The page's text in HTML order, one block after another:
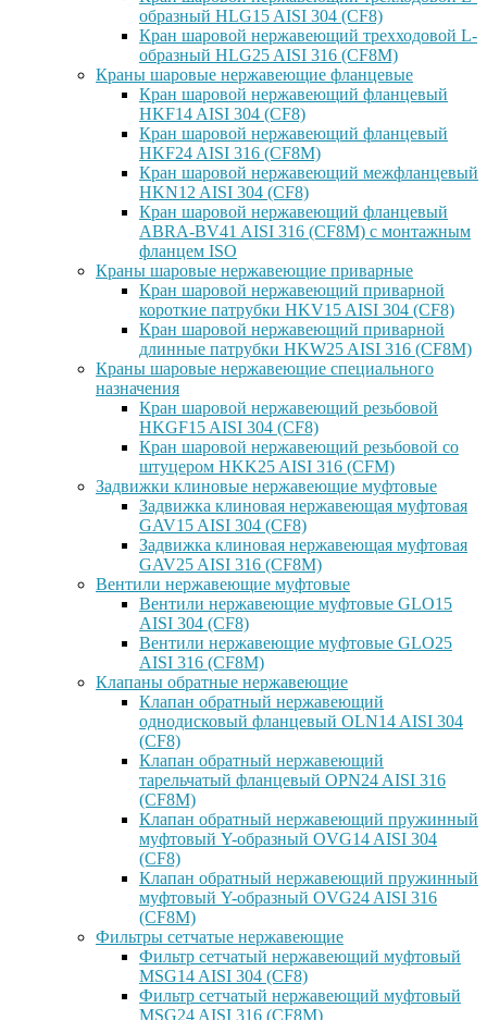
образный HLG15 AISI 304 (CF8)
Кран шаровой нержавеющий трехходовой L-
образный HLG25 AISI 316 (CF8M)
Краны шаровые нержавеющие фланцевые
Кран шаровой нержавеющий фланцевый
HKF14 AISI 304 (CF8)
Кран шаровой нержавеющий фланцевый
HKF24 AISI 316 (CF8M)
Кран шаровой нержавеющий межфланцевый
HKN12 AISI 304 (CF8)
Кран шаровой нержавеющий фланцевый
ABRA-BV41 AISI 316 (CF8M) с монтажным
фланцем ISO
Краны шаровые нержавеющие приварные
Кран шаровой нержавеющий приварной
короткие патрубки HKV15 AISI 304 (CF8)
Кран шаровой нержавеющий приварной
длинные патрубки HKW25 AISI 316 (CF8M)
Краны шаровые нержавеющие специального
назначения
Кран шаровой нержавеющий резьбовой
HKGF15 AISI 304 (CF8)
Кран шаровой нержавеющий резьбовой со
штуцером HKK25 AISI 316 (CFM)
Задвижки клиновые нержавеющие муфтовые
Задвижка клиновая нержавеющая муфтовая
GAV15 AISI 304 (CF8)
Задвижка клиновая нержавеющая муфтовая
GAV25 AISI 316 (CF8M)
Вентили нержавеющие муфтовые
Вентили нержавеющие муфтовые GLO15
AISI 304 (CF8)
Вентили нержавеющие муфтовые GLO25
AISI 316 (CF8M)
Клапаны обратные нержавеющие
Клапан обратный нержавеющий
однодисковый фланцевый OLN14 AISI 304
(CF8)
Клапан обратный нержавеющий
тарельчатый фланцевый OPN24 AISI 316
(CF8M)
Клапан обратный нержавеющий пружинный
муфтовый Y-образный OVG14 AISI 304
(CF8)
Клапан обратный нержавеющий пружинный
муфтовый Y-образный OVG24 AISI 316
(CF8М)
Фильтры сетчатые нержавеющие
Фильтр сетчатый нержавеющий муфтовый
MSG14 AISI 304 (CF8)
Фильтр сетчатый нержавеющий муфтовый
MSG24 AISI 316 (CF8M)